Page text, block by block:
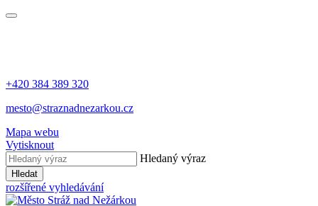
+420 384 389 320
mesto@straznadnezarkou.cz
Mapa webu
Vytisknout
Hledaný výraz
Hledat
rozšířené vyhledávání